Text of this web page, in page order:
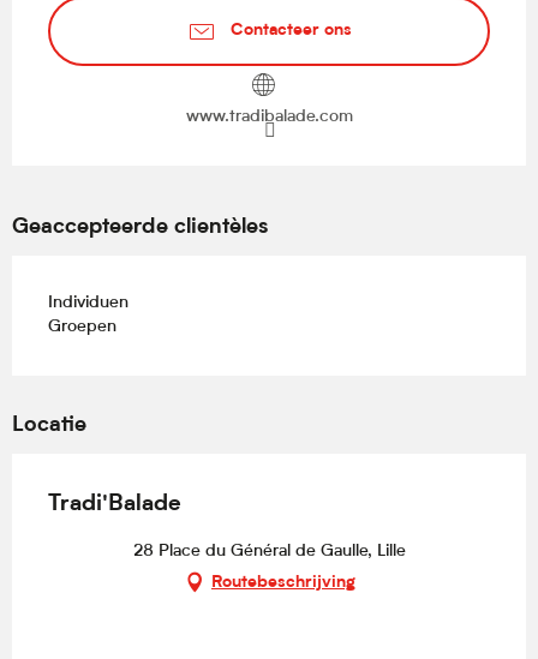
Contacteer ons
www.tradibalade.com
Geaccepteerde clientèles
Individuen
Groepen
Locatie
Tradi'Balade
28 Place du Général de Gaulle, Lille
Routebeschrijving